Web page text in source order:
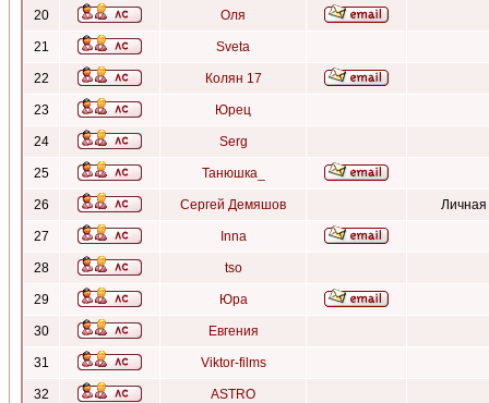
20 Оля
21 Sveta
22 Колян 17
23 Юрец
24 Serg
25 Танюшка_
26 Сергей Демяшов Личная
27 Inna
28 tso
29 Юра
30 Евгения
31 Viktor-films
32 ASTRO